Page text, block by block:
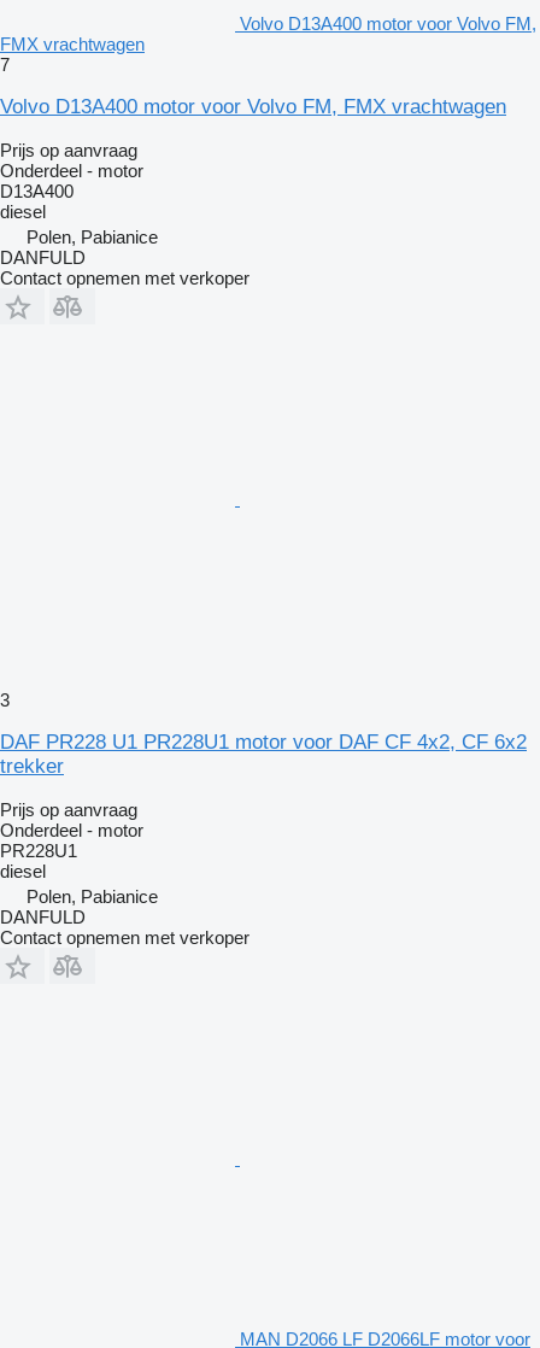
Volvo D13A400 motor voor Volvo FM,
FMX vrachtwagen
7
Volvo D13A400 motor voor Volvo FM, FMX vrachtwagen
Prijs op aanvraag
Onderdeel - motor
D13A400
diesel
Polen, Pabianice
DANFULD
Contact opnemen met verkoper
3
DAF PR228 U1 PR228U1 motor voor DAF CF 4x2, CF 6x2
trekker
Prijs op aanvraag
Onderdeel - motor
PR228U1
diesel
Polen, Pabianice
DANFULD
Contact opnemen met verkoper
MAN D2066 LF D2066LF motor voor